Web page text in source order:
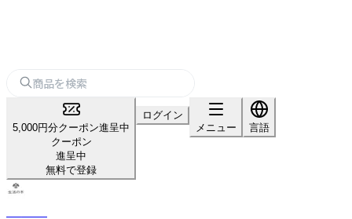
5,000円分クーポン進呈中
クーポン
進呈中
無料で登録
ログイン
メニュー
言語